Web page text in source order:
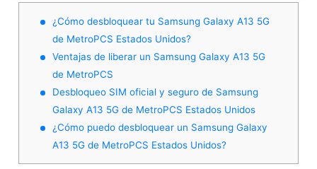
¿Cómo desbloquear tu Samsung Galaxy A13 5G
de MetroPCS Estados Unidos?
Ventajas de liberar un Samsung Galaxy A13 5G
de MetroPCS
Desbloqueo SIM oficial y seguro de Samsung
Galaxy A13 5G de MetroPCS Estados Unidos
¿Cómo puedo desbloquear un Samsung Galaxy
A13 5G de MetroPCS Estados Unidos?